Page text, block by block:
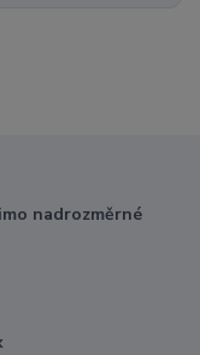
nadrozměrné